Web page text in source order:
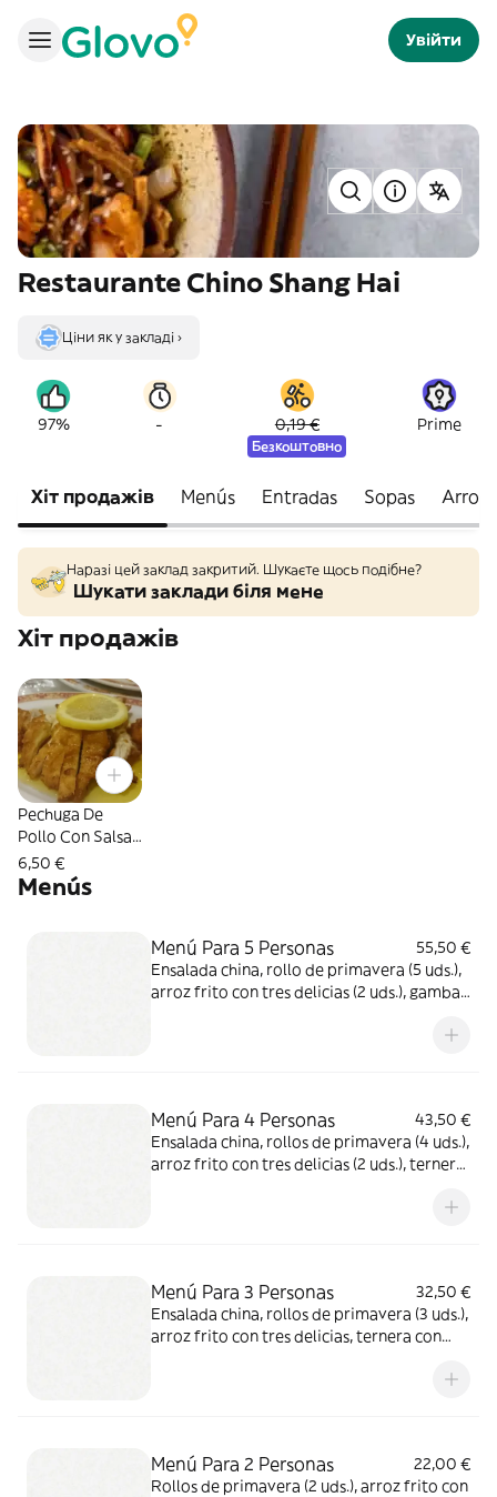
Увійти
Restaurante Chino Shang Hai
Ціни як у закладі ›
97% - 0,19 €
Безкоштовно
Prime
Хіт продажів Menús Entradas Sopas Arroz
Наразі цей заклад закритий. Шукаєте щось подібне?
Шукати заклади біля мене
Хіт продажів
Pechuga De
Pollo Con Salsa
De Limón
6,50 €
Menús
Menú Para 5 Personas
55,50 €
Ensalada china, rollo de primavera (5 uds.),
arroz frito con tres delicias (2 uds.), gambas
con champiñón, tallarines con tres delicias y
Menú Para 4 Personas
43,50 €
Ensalada china, rollos de primavera (4 uds.),
arroz frito con tres delicias (2 uds.), ternera
tallarines con tres delicias y cerdo agridulce
Menú Para 3 Personas
32,50 €
Ensalada china, rollos de primavera (3 uds.),
arroz frito con tres delicias, ternera con
Menú Para 2 Personas
22,00 €
Rollos de primavera (2 uds.), arroz frito con